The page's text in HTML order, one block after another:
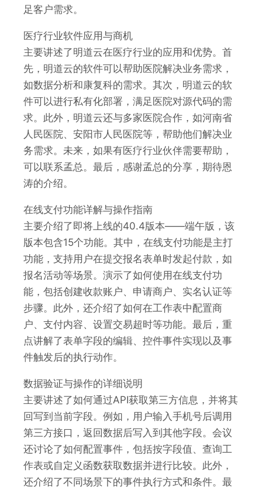
足客户需求。
医疗行业软件应用与商机
主要讲述了明道云在医疗行业的应用和优势。首
先，明道云的软件可以帮助医院解决业务需求，
如数据分析和康复科的需求。其次，明道云的软
件可以进行私有化部署，满足医院对源代码的需
求。此外，明道云还与多家医院合作，如河南省
人民医院、安阳市人民医院等，帮助他们解决业
务需求。未来，如果有医疗行业伙伴需要帮助，
可以联系孟总。最后，感谢孟总的分享，期待恩
涛的介绍。
在线支付功能详解与操作指南
主要介绍了即将上线的40.4版本——端午版，该
版本包含15个功能。其中，在线支付功能是主打
功能，支持用户在提交报名表单时发起付款，如
报名活动等场景。演示了如何使用在线支付功
能，包括创建收款账户、申请商户、实名认证等
步骤。此外，还介绍了如何在工作表中配置商
户、支付内容、设置交易超时等功能。最后，重
点讲解了表单字段的编辑、控件事件实现以及事
件触发后的执行动作。
数据验证与操作的详细说明
主要讲述了如何通过API获取第三方信息，并将其
回写到当前字段。例如，用户输入手机号后调用
第三方接口，返回数据后写入到其他字段。会议
还讨论了如何配置事件，包括按字段值、查询工
作表或自定义函数获取数据并进行比较。此外，
还介绍了不同场景下的事件执行方式和条件。最